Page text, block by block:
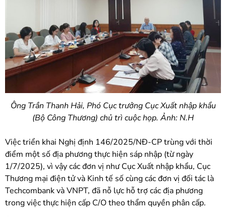
Ông Trần Thanh Hải, Phó Cục trưởng Cục Xuất nhập khẩu
(Bộ Công Thương) chủ trì cuộc họp. Ảnh: N.H
Việc triển khai Nghị định 146/2025/NĐ-CP trùng với thời
điểm một số địa phương thực hiện sáp nhập (từ ngày
1/7/2025), vì vậy các đơn vị như Cục Xuất nhập khẩu, Cục
Thương mại điện tử và Kinh tế số cùng các đơn vị đối tác là
Techcombank và VNPT, đã nỗ lực hỗ trợ các địa phương
trong việc thực hiện cấp C/O theo thẩm quyền phân cấp.